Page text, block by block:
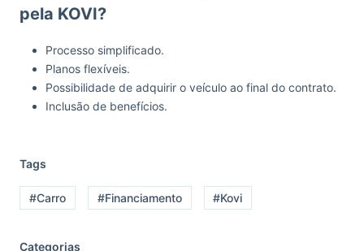
pela KOVI?
Processo simplificado.
Planos flexíveis.
Possibilidade de adquirir o veículo ao final do contrato.
Inclusão de benefícios.
Tags
#Carro #Financiamento #Kovi
Categorias